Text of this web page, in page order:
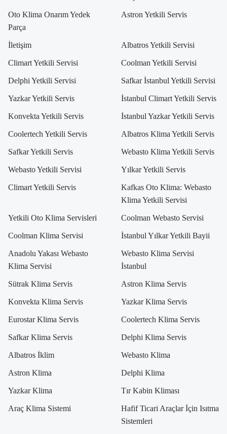
Oto Klima Onarım Yedek
Parça
Astron Yetkili Servis
İletişim Albatros Yetkili Servisi
Climart Yetkili Servisi Coolman Yetkili Servisi
Delphi Yetkili Servisi Safkar İstanbul Yetkili Servisi
Yazkar Yetkili Servis İstanbul Climart Yetkili Servis
Konvekta Yetkili Servis İstanbul Yazkar Yetkili Servis
Coolertech Yetkili Servis Albatros Klima Yetkili Servis
Safkar Yetkili Servis Webasto Klima Yetkili Servis
Webasto Yetkili Servisi Yılkar Yetkili Servis
Climart Yetkili Servis
Kafkas Oto Klima: Webasto
Klima Yetkili Servisi
Yetkili Oto Klima Servisleri Coolman Webasto Servisi
Coolman Klima Servisi İstanbul Yılkar Yetkili Bayii
Anadolu Yakası Webasto
Klima Servisi
Webasto Klima Servisi
İstanbul
Sütrak Klima Servis Astron Klima Servis
Konvekta Klima Servis Yazkar Klima Servis
Eurostar Klima Servis Coolertech Klima Servis
Safkar Klima Servis Delphi Klima Servis
Albatros İklim Webasto Klima
Astron Klima Delphi Klima
Yazkar Klima Tır Kabin Kliması
Araç Klima Sistemi
Hafif Ticari Araçlar İçin Isıtma
Sistemleri